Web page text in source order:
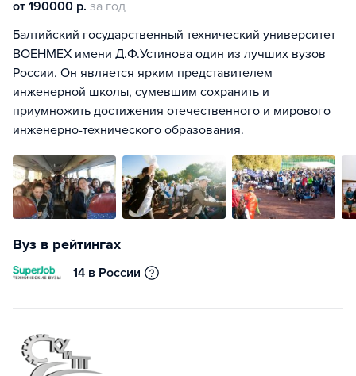
от 190000 р. за год
Балтийский государственный технический университет
ВОЕНМЕХ имени Д.Ф.Устинова один из лучших вузов
России. Он является ярким представителем
инженерной школы, сумевшим сохранить и
приумножить достижения отечественного и мирового
инженерно-технического образования.
Вуз в рейтингах
14 в России